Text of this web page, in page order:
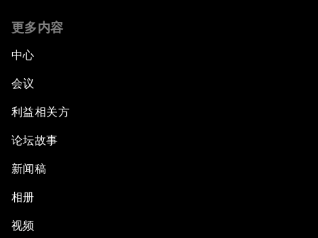
更多内容
中心
会议
利益相关方
论坛故事
新闻稿
相册
视频